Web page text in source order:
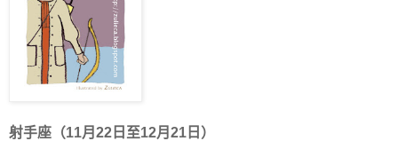
射手座（11月22日至12月21日）